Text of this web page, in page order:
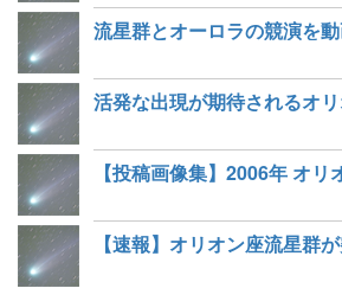
活発な出現が期待されるオ
【投稿画像集】2006年 オリ
【速報】オリオン座流星群